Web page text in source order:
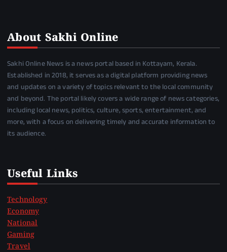
About Sakhi Online
Sakhi Online News is a news portal based in Kottayam, Kerala.
Established in 2018, it serves as a digital platform providing news
and updates on a variety of topics relevant to the local community
and beyond. The portal likely covers a wide range of news categories,
including local news, politics, culture, sports, entertainment, and
more, with a focus on delivering timely and accurate information to
its audience.
Useful Links
Technology
Economy
National
Gaming
Travel